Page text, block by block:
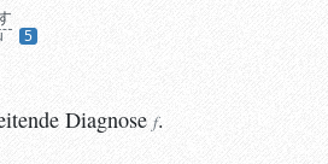
5
Diagnose f.